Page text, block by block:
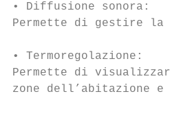
• Diffusione sonora:
Permette di gestire
• Termoregolazione:
Permette di
zone dell’abitazione